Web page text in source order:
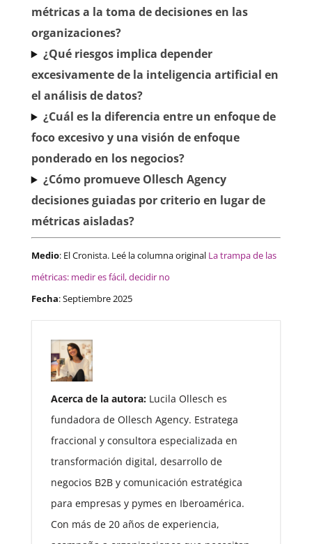
métricas a la toma de decisiones en las
organizaciones?
¿Qué riesgos implica depender
excesivamente de la inteligencia artificial en
el análisis de datos?
¿Cuál es la diferencia entre un enfoque de
foco excesivo y una visión de enfoque
ponderado en los negocios?
¿Cómo promueve Ollesch Agency
decisiones guiadas por criterio en lugar de
métricas aisladas?
Medio: El Cronista. Leé la columna original La trampa de las
métricas: medir es fácil, decidir no
Fecha: Septiembre 2025
Acerca de la autora:Lucila Ollesch es
fundadora de Ollesch Agency. Estratega
fraccional y consultora especializada en
transformación digital, desarrollo de
negocios B2B y comunicación estratégica
para empresas y pymes en Iberoamérica.
Con más de 20 años de experiencia,